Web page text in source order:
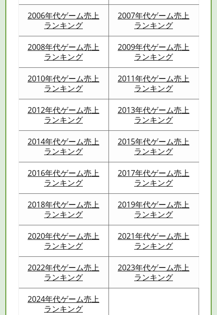
2006年代ゲーム売上
ランキング
2007年代ゲーム売上
ランキング
2008年代ゲーム売上
ランキング
2009年代ゲーム売上
ランキング
2010年代ゲーム売上
ランキング
2011年代ゲーム売上
ランキング
2012年代ゲーム売上
ランキング
2013年代ゲーム売上
ランキング
2014年代ゲーム売上
ランキング
2015年代ゲーム売上
ランキング
2016年代ゲーム売上
ランキング
2017年代ゲーム売上
ランキング
2018年代ゲーム売上
ランキング
2019年代ゲーム売上
ランキング
2020年代ゲーム売上
ランキング
2021年代ゲーム売上
ランキング
2022年代ゲーム売上
ランキング
2023年代ゲーム売上
ランキング
2024年代ゲーム売上
ランキング